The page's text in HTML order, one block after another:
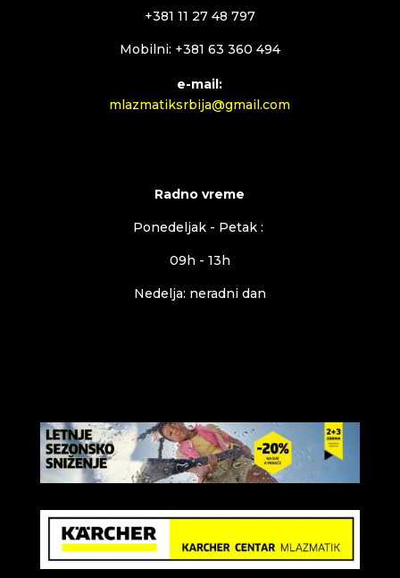
+381 11 27 48 797
Mobilni: +381 63 360 494
e-mail:
mlazmatiksrbija@gmail.com
Radno vreme
Ponedeljak - Petak :
09h - 13h
Nedelja: neradni dan